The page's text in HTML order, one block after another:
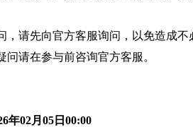
请先向官方客服询问，以免造成不
请在参与前咨询官方客服。
年02月05日00:00